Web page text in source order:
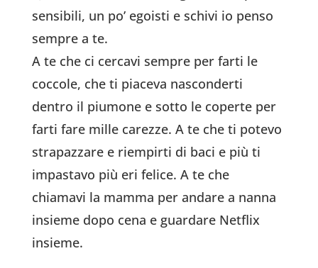
sensibili, un po’ egoisti e schivi io penso
sempre a te.
A te che ci cercavi sempre per farti le
coccole, che ti piaceva nasconderti
dentro il piumone e sotto le coperte per
farti fare mille carezze. A te che ti potevo
strapazzare e riempirti di baci e più ti
impastavo più eri felice. A te che
chiamavi la mamma per andare a nanna
insieme dopo cena e guardare Netflix
insieme.